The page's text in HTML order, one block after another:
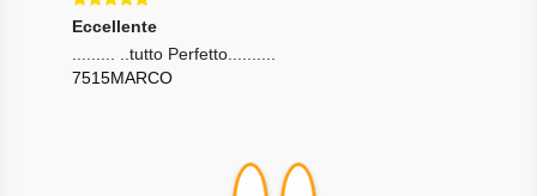
Eccellente
......... ..tutto Perfetto..........
7515MARCO